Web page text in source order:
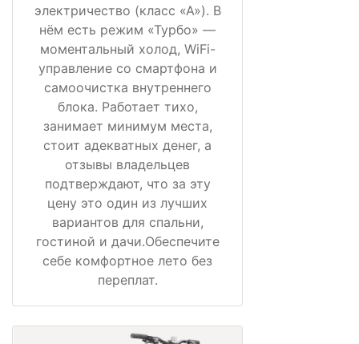
электричество (класс «А»). В
нём есть режим «Турбо» —
моментальный холод, WiFi-
управление со смартфона и
самоочистка внутреннего
блока. Работает тихо,
занимает минимум места,
стоит адекватных денег, а
отзывы владельцев
подтверждают, что за эту
цену это один из лучших
вариантов для спальни,
гостиной и дачи.Обеспечите
себе комфортное лето без
переплат.